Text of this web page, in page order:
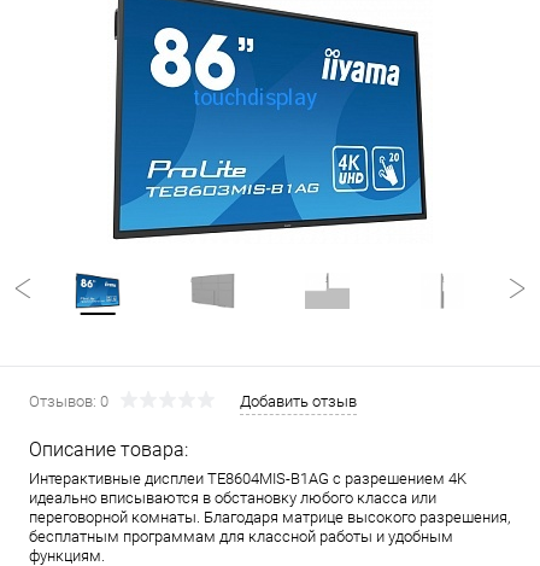
Отзывов: 0 Добавить отзыв
Описание товара:
Интерактивные дисплеи TE8604MIS-B1AG с разрешением 4K
идеально вписываются в обстановку любого класса или
переговорной комнаты. Благодаря матрице высокого разрешения,
бесплатным программам для классной работы и удобным
функциям.